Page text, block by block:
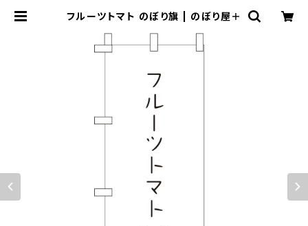
フルーツトマト のぼり旗 | のぼり屋＋